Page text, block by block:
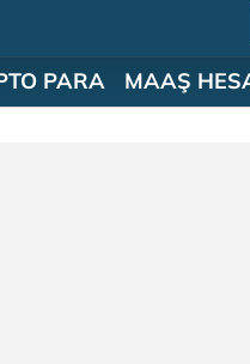
PARA MAAŞ